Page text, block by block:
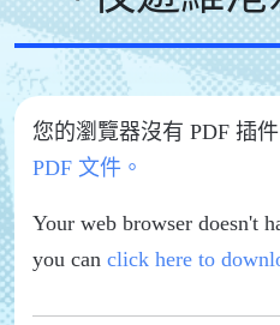
您的瀏覽器沒有 PDF 插
PDF 文件。
Your web browser doesn't
you can click here to